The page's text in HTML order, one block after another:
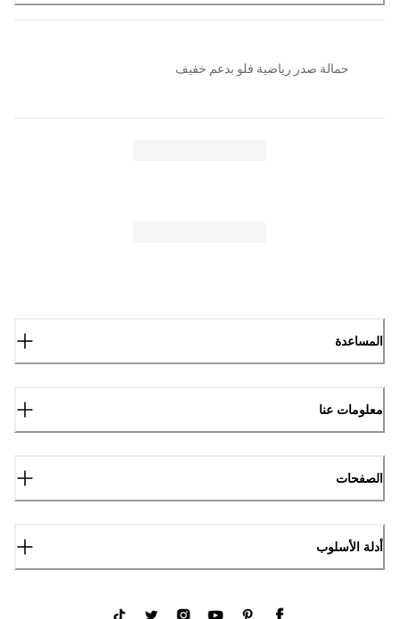
حمالة صدر رياضية فلو بدعم خفيف
المساعدة
معلومات عنا
الصفحات
أدلة الأسلوب